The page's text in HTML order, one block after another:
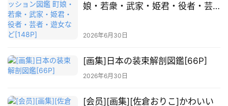
娘・若衆・武家・姫君・役者・芸
2026年6月30日
[画集]日本の装束解剖図鑑[66P]
2026年6月30日
[会员][画集][佐倉おりこ]かわいい